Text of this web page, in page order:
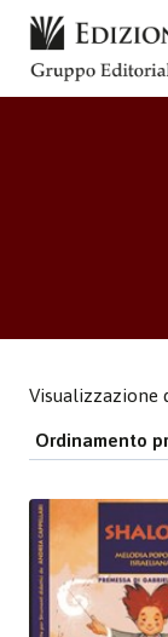
Salta
contenuto
Visualizzazione